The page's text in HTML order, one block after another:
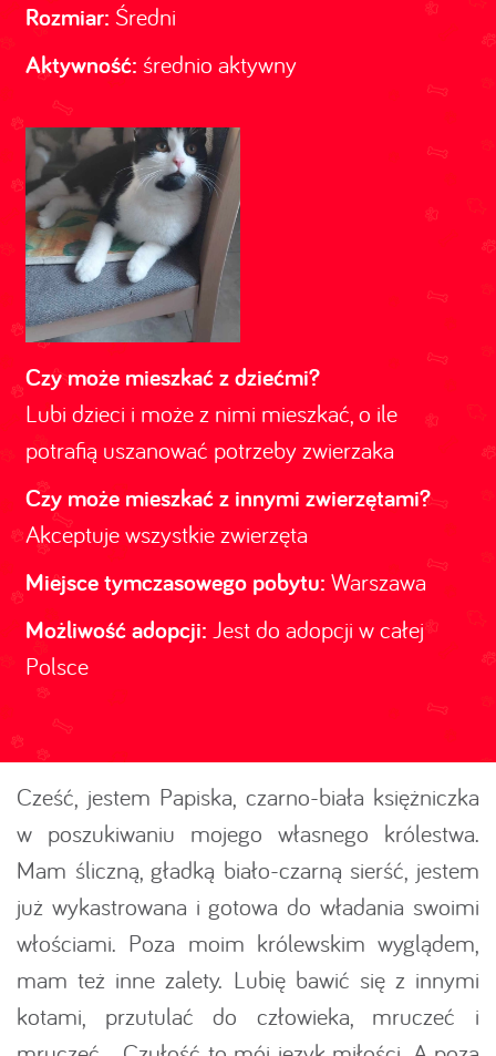
Rozmiar: Średni
Aktywność: średnio aktywny
Czy może mieszkać z dziećmi?
Lubi dzieci i może z nimi mieszkać, o ile
potrafią uszanować potrzeby zwierzaka
Czy może mieszkać z innymi zwierzętami?
Akceptuje wszystkie zwierzęta
Miejsce tymczasowego pobytu: Warszawa
Możliwość adopcji: Jest do adopcji w całej
Polsce
Cześć, jestem Papiska, czarno-biała księżniczka
w poszukiwaniu mojego własnego królestwa.
Mam śliczną, gładką biało-czarną sierść, jestem
już wykastrowana i gotowa do władania swoimi
włościami. Poza moim królewskim wyglądem,
mam też inne zalety. Lubię bawić się z innymi
kotami, przutulać do człowieka, mruczeć i